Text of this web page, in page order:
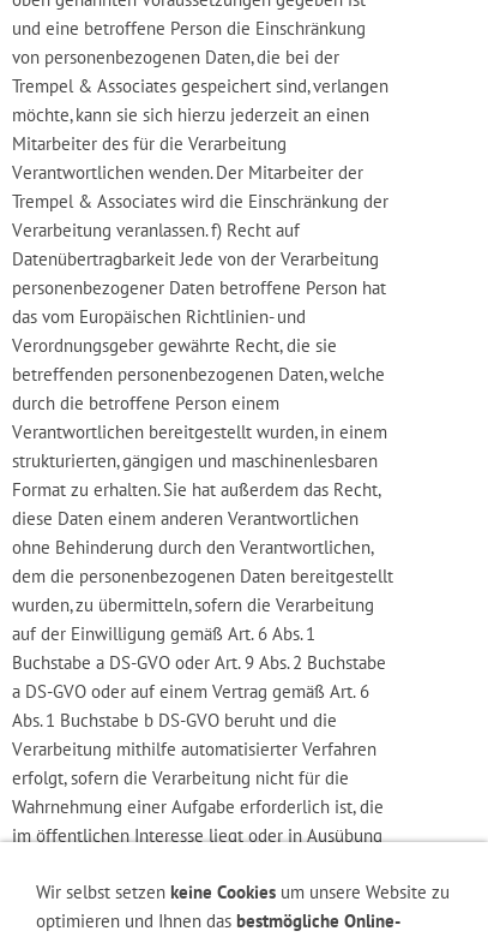
Wir selbst setzen keine Cookies um unsere Website zu
optimieren und Ihnen das bestmögliche Online-